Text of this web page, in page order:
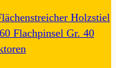
Holzstiel
Flachpinsel Gr. 40